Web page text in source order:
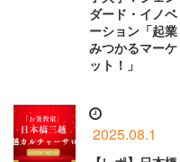
ダード・イノベ
ーション「起業
みつかるマーケ
ット！」
2025.08.1